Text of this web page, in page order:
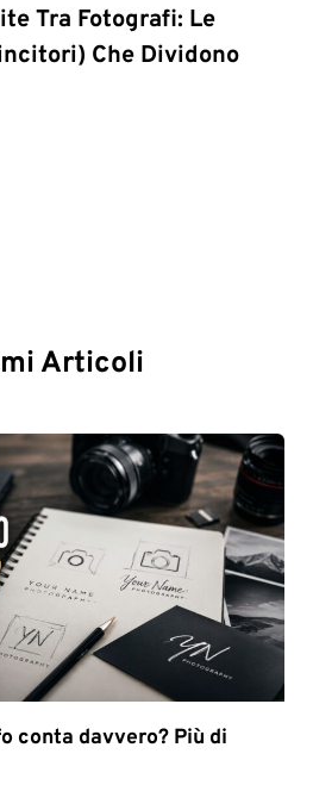
Tra Fotografi: Le
Che Dividono
Articoli
conta davvero? Più di